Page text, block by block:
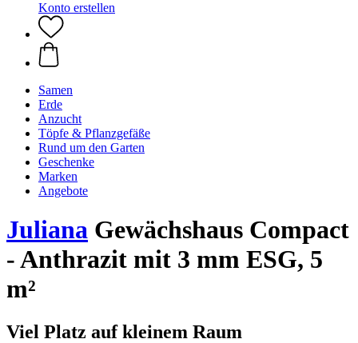
Konto erstellen
Samen
Erde
Anzucht
Töpfe & Pflanzgefäße
Rund um den Garten
Geschenke
Marken
Angebote
Juliana Gewächshaus Compact
- Anthrazit mit 3 mm ESG, 5
m²
Viel Platz auf kleinem Raum